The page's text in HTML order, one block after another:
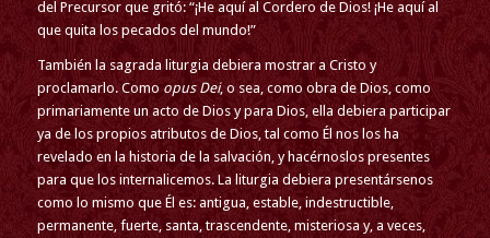
del Precursor que gritó: “¡He aquí al Cordero de Dios! ¡He aquí al
que quita los pecados del mundo!”
También la sagrada liturgia debiera mostrar a Cristo y
proclamarlo. Como opus Dei, o sea, como obra de Dios, como
primariamente un acto de Dios y para Dios, ella debiera participar
ya de los propios atributos de Dios, tal como Él nos los ha
revelado en la historia de la salvación, y hacérnoslos presentes
para que los internalicemos. La liturgia debiera presentársenos
como lo mismo que Él es: antigua, estable, indestructible,
permanente, fuerte, santa, trascendente, misteriosa y, a veces,